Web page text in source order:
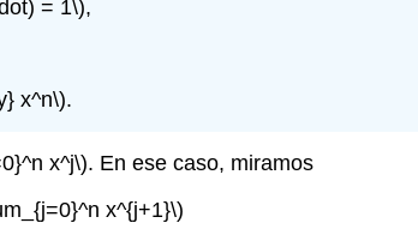
= 1\),
x^n\).
x^j\). En ese caso, miramos
x^{j+1}\)